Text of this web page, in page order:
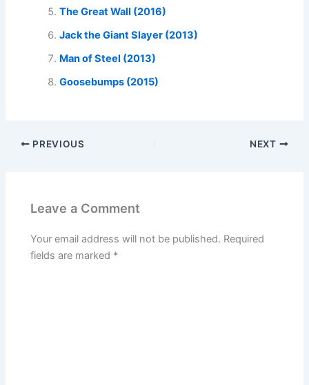
The Great Wall (2016)
Jack the Giant Slayer (2013)
Man of Steel (2013)
Goosebumps (2015)
PREVIOUS NEXT
Leave a Comment
Your email address will not be published. Required
fields are marked *